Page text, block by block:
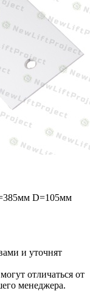
D=105мм
и уточнят
отличаться от
менеджера.